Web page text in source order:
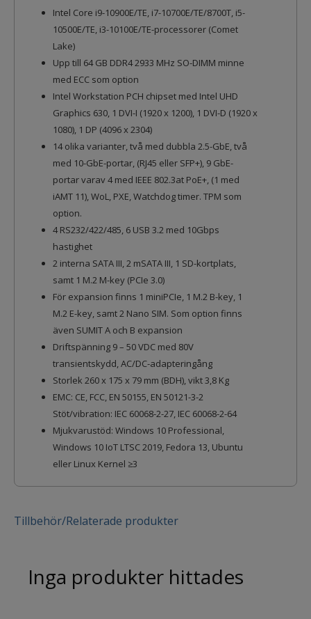
Intel Core i9-10900E/TE, i7-10700E/TE/8700T, i5-
10500E/TE, i3-10100E/TE-processorer (Comet
Lake)
Upp till 64 GB DDR4 2933 MHz SO-DIMM minne
med ECC som option
Intel Workstation PCH chipset med Intel UHD
Graphics 630, 1 DVI-I (1920 x 1200), 1 DVI-D (1920 x
1080), 1 DP (4096 x 2304)
14 olika varianter, två med dubbla 2.5-GbE, två
med 10-GbE-portar, (RJ45 eller SFP+), 9 GbE-
portar varav 4 med IEEE 802.3at PoE+, (1 med
iAMT 11), WoL, PXE, Watchdog timer. TPM som
option.
4 RS232/422/485, 6 USB 3.2 med 10Gbps
hastighet
2 interna SATA III, 2 mSATA III, 1 SD-kortplats,
samt 1 M.2 M-key (PCIe 3.0)
För expansion finns 1 miniPCIe, 1 M.2 B-key, 1
M.2 E-key, samt 2 Nano SIM. Som option finns
även SUMIT A och B expansion
Driftspänning 9 – 50 VDC med 80V
transientskydd, AC/DC-adapteringång
Storlek 260 x 175 x 79 mm (BDH), vikt 3,8 Kg
EMC: CE, FCC, EN 50155, EN 50121-3-2
Stöt/vibration: IEC 60068-2-27, IEC 60068-2-64
Mjukvarustöd: Windows 10 Professional,
Windows 10 IoT LTSC 2019, Fedora 13, Ubuntu
eller Linux Kernel ≥3
Tillbehör/Relaterade produkter
Inga produkter hittades